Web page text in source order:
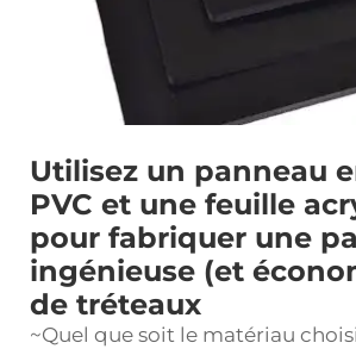
Utilisez un panneau
PVC et une feuille
pour fabriquer une
ingénieuse (et
de tréteaux
~Quel que soit le matériau